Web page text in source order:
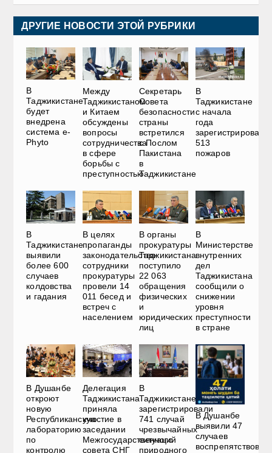
ДРУГИЕ НОВОСТИ ЭТОЙ РУБРИКИ
В
Таджикистане
будет
внедрена
система e-
Phyto
Между
Таджикистаном
и Китаем
обсуждены
вопросы
сотрудничества
в сфере
борьбы с
преступностью
Секретарь
Совета
безопасности
страны
встретился
с Послом
Пакистана
в
Таджикистане
В
Таджикистане
с начала
года
зарегистрировано
513
пожаров
В
Таджикистане
выявили
более 600
случаев
колдовства
и гадания
В целях
пропаганды
законодательства
сотрудники
прокуратуры
провели 14
011 бесед и
встреч с
населением
В органы
прокуратуры
Таджикистана
поступило
22 063
обращения
физических
и
юридических
лиц
В
Министерстве
внутренних
дел
Таджикистана
сообщили о
снижении
уровня
преступности
в стране
В Душанбе
откроют
новую
Республиканскую
лабораторию
по
контролю
Делегация
Таджикистана
приняла
участие в
заседании
Межгосударственного
совета СНГ
В
Таджикистане
зарегистрировали
741 случай
чрезвычайных
ситуаций
природного
В Душанбе
выявили 47
случаев